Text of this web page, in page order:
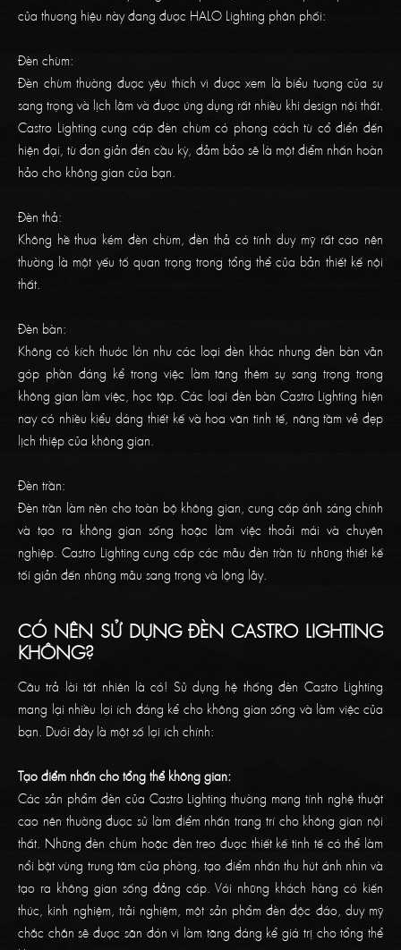
của thương hiệu này đang được HALO Lighting phân phối:
Đèn chùm:
Đèn chùm thường được yêu thích vì được xem là biểu tượng của sự
sang trọng và lịch lãm và được ứng dụng rất nhiều khi design nội thất.
Castro Lighting cung cấp đèn chùm có phong cách từ cổ điển đến
hiện đại, từ đơn giản đến cầu kỳ, đảm bảo sẽ là một điểm nhấn hoàn
hảo cho không gian của bạn.
Đèn thả:
Không hề thua kém đèn chùm, đèn thả có tính duy mỹ rất cao nên
thường là một yếu tố quan trọng trong tổng thể của bản thiết kế nội
thất.
Đèn bàn:
Không có kích thước lớn như các loại đèn khác nhưng đèn bàn vẫn
góp phần đáng kể trong việc làm tăng thêm sự sang trọng trong
không gian làm việc, học tập. Các loại đèn bàn Castro Lighting hiện
nay có nhiều kiểu dáng thiết kế và hoa văn tinh tế, nâng tầm vẻ đẹp
lịch thiệp của không gian.
Đèn trần:
Đèn trần làm nền cho toàn bộ không gian, cung cấp ánh sáng chính
và tạo ra không gian sống hoặc làm việc thoải mái và chuyên
nghiệp. Castro Lighting cung cấp các mẫu đèn trần từ những thiết kế
tối giản đến những mẫu sang trọng và lộng lẫy.
CÓ NÊN SỬ DỤNG ĐÈN CASTRO LIGHTING
KHÔNG?
Câu trả lời tất nhiên là có! Sử dụng hệ thống đèn Castro Lighting
mang lại nhiều lợi ích đáng kể cho không gian sống và làm việc của
bạn. Dưới đây là một số lợi ích chính:
Tạo điểm nhấn cho tổng thể không gian:
Các sản phẩm đèn của Castro Lighting thường mang tính nghệ thuật
cao nên thường được sử làm điểm nhấn trang trí cho không gian nội
thất. Những đèn chùm hoặc đèn treo được thiết kế tinh tế có thể làm
nổi bật vùng trung tâm của phòng, tạo điểm nhấn thu hút ánh nhìn và
tạo ra không gian sống đẳng cấp. Với những khách hàng có kiến
thức, kinh nghiệm, trải nghiệm, một sản phẩm đèn độc đáo, duy mỹ
chắc chắn sẽ được săn đón vì làm tăng đáng kể giá trị cho tổng thể